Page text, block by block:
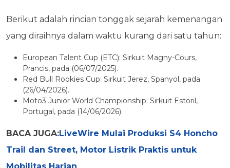
Berikut adalah rincian tonggak sejarah kemenangan
yang diraihnya dalam waktu kurang dari satu tahun:
European Talent Cup (ETC): Sirkuit Magny-Cours,
Prancis, pada (06/07/2025).
Red Bull Rookies Cup: Sirkuit Jerez, Spanyol, pada
(26/04/2026).
Moto3 Junior World Championship: Sirkuit Estoril,
Portugal, pada (14/06/2026).
BACA JUGA:LiveWire Mulai Produksi S4 Honcho
Trail dan Street, Motor Listrik Praktis untuk